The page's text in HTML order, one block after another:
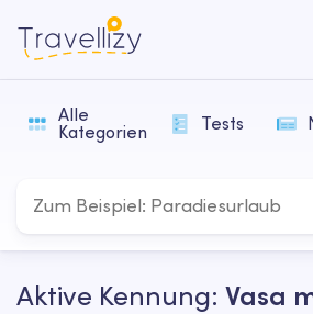
Alle
Kategorien
Tests
Aktive Kennung: Vasa